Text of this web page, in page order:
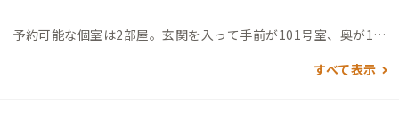
予約可能な個室は2部屋。玄関を入って手前が101号室、奥が10
広々と休むことも、パートナーと同伴利用することも可能です。
すべて表示